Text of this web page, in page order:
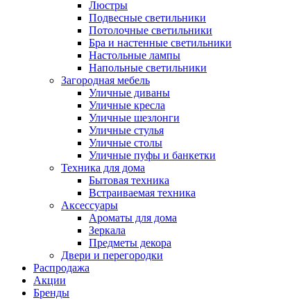
Люстры
Подвесные светильники
Потолочные светильники
Бра и настенные светильники
Настольные лампы
Напольные светильники
Загородная мебель
Уличные диваны
Уличные кресла
Уличные шезлонги
Уличные стулья
Уличные столы
Уличные пуфы и банкетки
Техника для дома
Бытовая техника
Встраиваемая техника
Аксессуары
Ароматы для дома
Зеркала
Предметы декора
Двери и перегородки
Распродажа
Акции
Бренды